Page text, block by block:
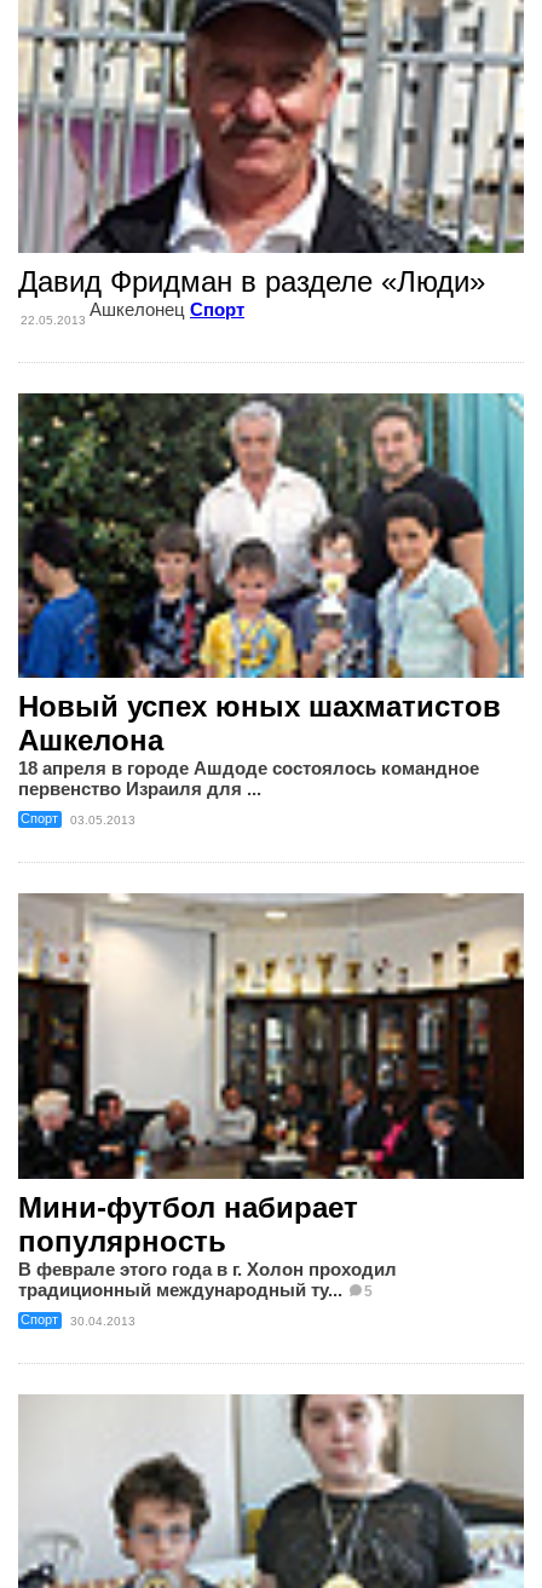
Давид Фридман в разделе «Люди»
Ашкелонец Спорт
22.05.2013
Новый успех юных шахматистов
Ашкелона
18 апреля в городе Ашдоде состоялось командное
первенство Израиля для ...
Спорт 03.05.2013
Мини-футбол набирает
популярность
В феврале этого года в г. Холон проходил
традиционный международный ту...
5
Спорт 30.04.2013